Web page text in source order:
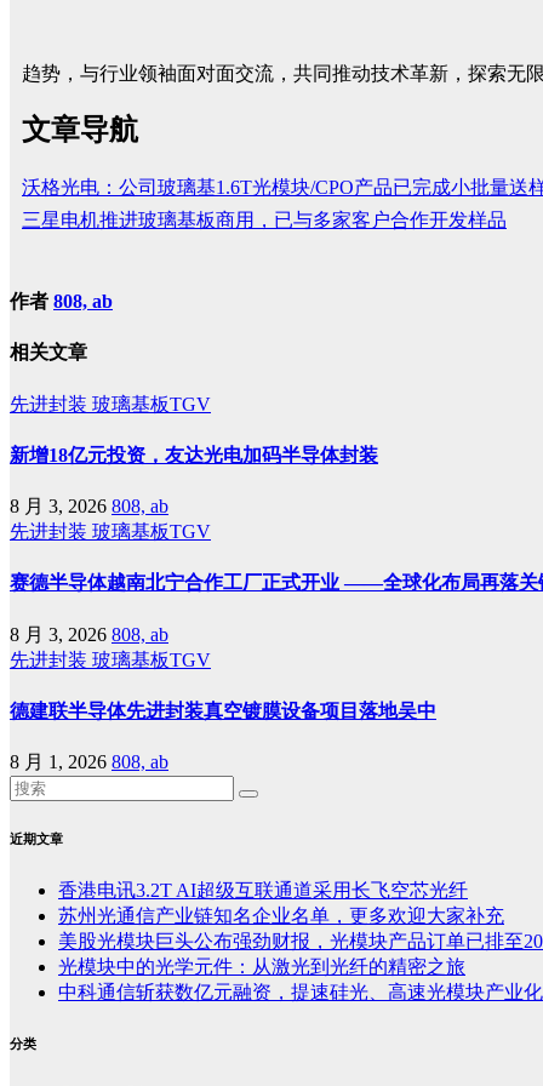
趋势，与行业领袖面对面交流，共同推动技术革新，探索无
文章导航
沃格光电：公司玻璃基1.6T光模块/CPO产品已完成小批量送
三星电机推进玻璃基板商用，已与多家客户合作开发样品
作者 808, ab
相关文章
先进封装 玻璃基板TGV
新增18亿元投资，友达光电加码半导体封装
8 月 3, 2026 808, ab
先进封装 玻璃基板TGV
赛德半导体越南北宁合作工厂正式开业 ——全球化布局再落关
8 月 3, 2026 808, ab
先进封装 玻璃基板TGV
德建联半导体先进封装真空镀膜设备项目落地吴中
8 月 1, 2026 808, ab
近期文章
香港电讯3.2T AI超级互联通道采用长飞空芯光纤
苏州光通信产业链知名企业名单，更多欢迎大家补充
美股光模块巨头公布强劲财报，光模块产品订单已排至
光模块中的光学元件：从激光到光纤的精密之旅
中科通信斩获数亿元融资，提速硅光、高速光模块产业化
分类